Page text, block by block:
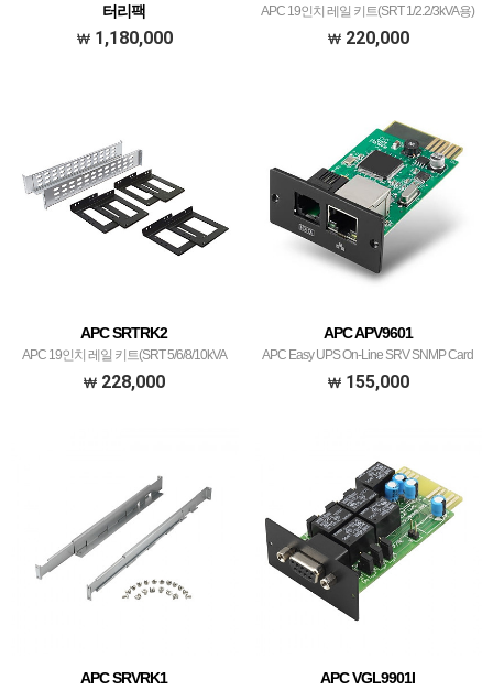
터리팩
APC Smart-UPS SRT 96V 3kVA Battery
1,180,000
APC 19인치 레일 키트(SRT 1/2.2/3kVA용)
220,000
APC SRTRK2
APC 19인치 레일 키트(SRT 5/6/8/10kVA
용)
228,000
APC APV9601
APC Easy UPS On-Line SRV SNMP Card
155,000
APC SRVRK1 APC VGL9901I